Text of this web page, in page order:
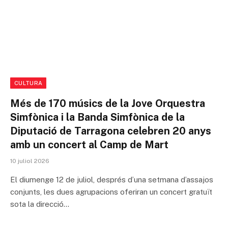
CULTURA
Més de 170 músics de la Jove Orquestra
Simfònica i la Banda Simfònica de la
Diputació de Tarragona celebren 20 anys
amb un concert al Camp de Mart
10 juliol 2026
El diumenge 12 de juliol, després d’una setmana d’assajos
conjunts, les dues agrupacions oferiran un concert gratuït
sota la direcció…